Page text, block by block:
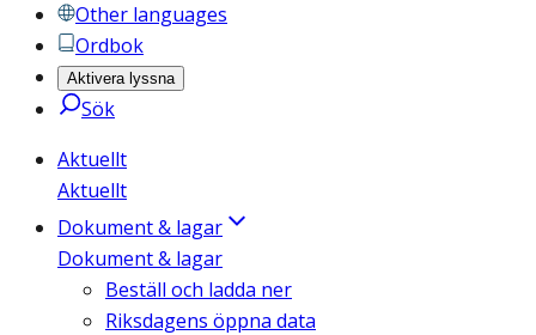
Other languages
Ordbok
Aktivera lyssna
Sök
Aktuellt
Aktuellt
Dokument & lagar
Dokument & lagar
Beställ och ladda ner
Riksdagens öppna data